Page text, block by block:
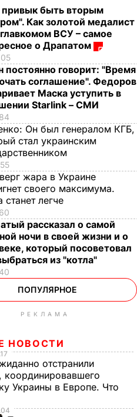
привык быть вторым
Как золотой медалист
ВСУ – самое
о Драпатом
постоянно говорит: "Время
соглашение". Федоров
Маска уступить в
Starlink – СМИ
Он был генералом КГБ,
стал украинским
жара в Украине
своего максимума.
станет легче
рассказал о самой
ночи в своей жизни и о
который посоветовал
из "котла"
ПОПУЛЯРНОЕ
РЕКЛАМА
НОВОСТИ
отстранили
координировавшего
Украины в Европе. Что